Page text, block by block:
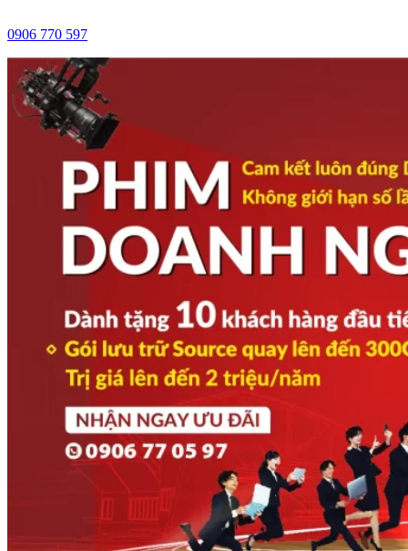
0906 770 597